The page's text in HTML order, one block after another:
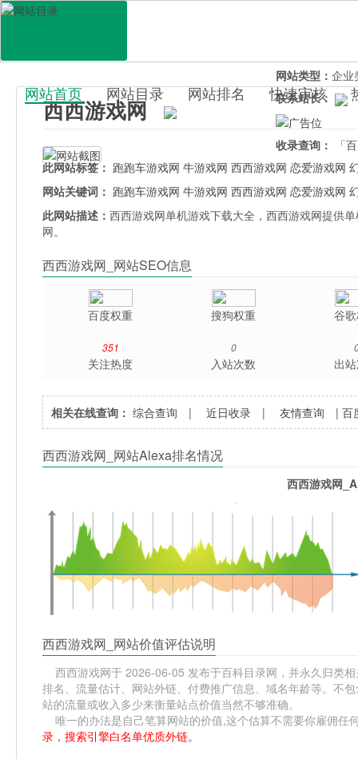
百科目录
网站首页 网站目录 网站排名 快速审核
西西游戏网
网站类型： 企业
联系站长：
收录查询：
「
此网站标签： 跑跑车游戏网 牛游戏网 西西游戏网 恋爱游戏网
网站关键词： 跑跑车游戏网 牛游戏网 西西游戏网 恋爱游戏网
此网站描述：西西游戏网单机游戏下载大全，西西游戏网提供
网。
西西游戏网_网站SEO信息
百度权重 搜狗权重 谷
351
关注热度
0
入站次数 出
相关在线查询： 综合查询 |近日收录 |友情查询 |百
西西游戏网_网站Alexa排名情况
西西游戏网
西西游戏网_网站价值评估说明
西西游戏网于 2026-06-05 发布于百科目录网，并永久归类
排名、流量估计、网站外链、付费推广信息、域名年龄等。不
站的流量或收入多少来衡量站点价值当然不够准确。
唯一的办法是自己笔算网站的价值,这个估算不需要你雇佣任
录，搜索引擎白名单优质外链。